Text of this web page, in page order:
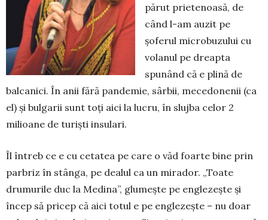
părut prietenoasă, de
când l-am au­zit pe
șoferul microbuzului cu
volanul pe dreapta
spunând că e plină de
balcanici. În anii fără pan­demie, sârbii, mecedonenii (ca
el) și bulgarii sunt toți aici la lucru, în slujba celor 2
milioane de turiști insulari.
Îl întreb ce e cu cetatea pe care o văd foarte bine prin
par­briz în stânga, pe dealul ca un mirador. „Toate
drumurile duc la Medina”, glumește pe en­gle­zește și
încep să pricep că aici totul e pe englezește – nu doar